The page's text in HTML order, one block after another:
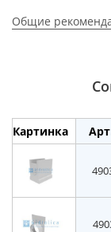
Общие
Картинка